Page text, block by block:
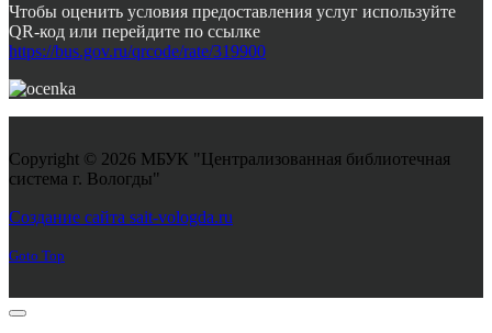
Чтобы оценить условия предоставления услуг используйте
QR-код или перейдите по ссылке
https://bus.gov.ru/qrcode/rate/319900
Copyright © 2026 МБУК "Централизованная библиотечная
система г. Вологды"
Создание сайта sait-vologda.ru
Goto Top